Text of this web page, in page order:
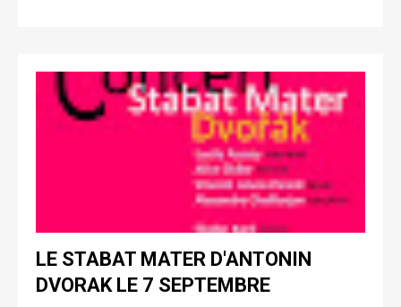
LE STABAT MATER D'ANTONIN
DVORAK LE 7 SEPTEMBRE